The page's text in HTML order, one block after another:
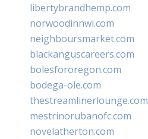
libertybrandhemp.com
norwoodinnwi.com
neighboursmarket.com
blackanguscareers.com
bolesfororegon.com
bodega-ole.com
thestreamlinerlounge.com
mestrinorubanofc.com
novelatherton.com